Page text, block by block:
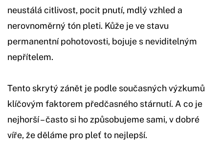
neustálá citlivost, pocit pnutí, mdlý vzhled a
nerovnoměrný tón pleti. Kůže je ve stavu
permanentní pohotovosti, bojuje s neviditelným
nepřítelem.
Tento skrytý zánět je podle současných výzkumů
klíčovým faktorem předčasného stárnutí. A co je
nejhorší – často si ho způsobujeme sami, v dobré
víře, že děláme pro pleť to nejlepší.